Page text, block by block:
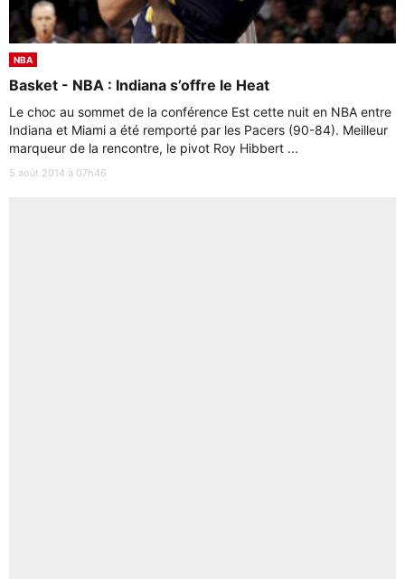
NBA
Basket - NBA : Indiana s’offre le Heat
Le choc au sommet de la conférence Est cette nuit en NBA entre
Indiana et Miami a été remporté par les Pacers (90-84). Meilleur
marqueur de la rencontre, le pivot Roy Hibbert ...
5 août 2014 à 07h46